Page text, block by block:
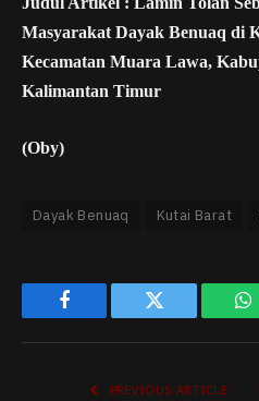
Masyarakat Dayak Benuaq di
Kecamatan Muara Lawa,
Kalimantan Timur
(Oby)
Dayak Benuaq Kutai Barat
Facebook Twitter
PREVIOUS ARTICLE